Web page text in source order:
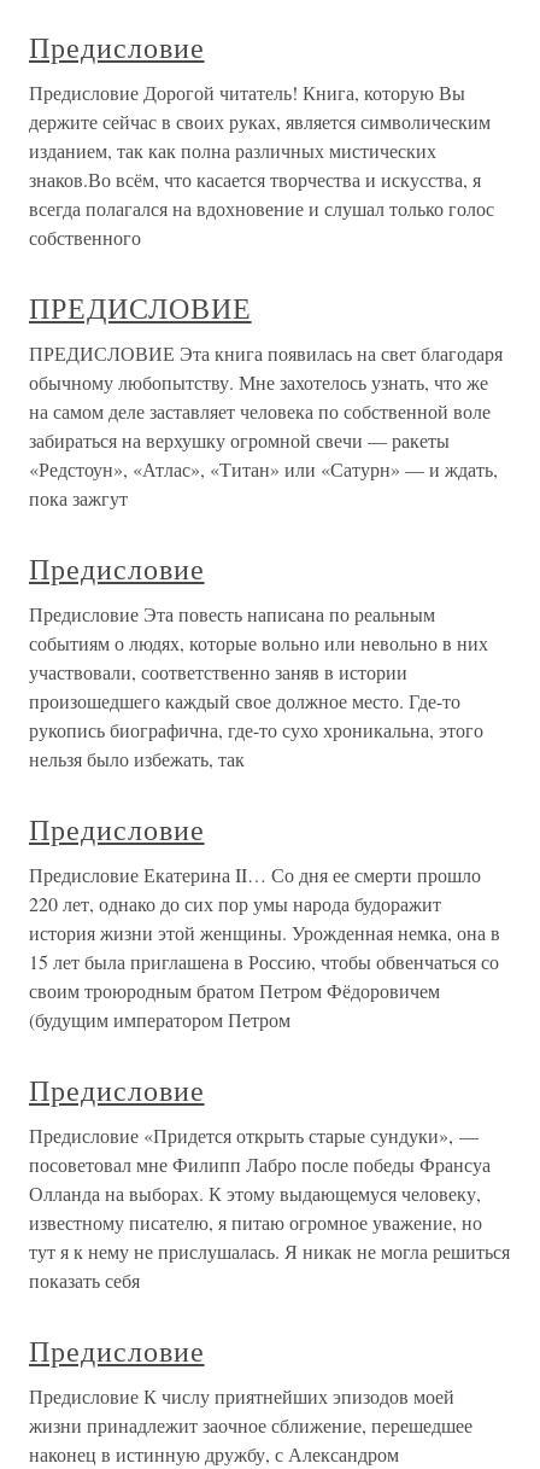
Предисловие
Предисловие Дорогой читатель! Книга, которую Вы
держите сейчас в своих руках, является символическим
изданием, так как полна различных мистических
знаков.Во всём, что касается творчества и искусства, я
всегда полагался на вдохновение и слушал только голос
собственного
ПРЕДИСЛОВИЕ
ПРЕДИСЛОВИЕ Эта книга появилась на свет благодаря
обычному любопытству. Мне захотелось узнать, что же
на самом деле заставляет человека по собственной воле
забираться на верхушку огромной свечи — ракеты
«Редстоун», «Атлас», «Титан» или «Сатурн» — и ждать,
пока зажгут
Предисловие
Предисловие Эта повесть написана по реальным
событиям о людях, которые вольно или невольно в них
участвовали, соответственно заняв в истории
произошедшего каждый свое должное место. Где-то
рукопись биографична, где-то сухо хроникальна, этого
нельзя было избежать, так
Предисловие
Предисловие Екатерина II… Со дня ее смерти прошло
220 лет, однако до сих пор умы народа будоражит
история жизни этой женщины. Урожденная немка, она в
15 лет была приглашена в Россию, чтобы обвенчаться со
своим троюродным братом Петром Фёдоровичем
(будущим императором Петром
Предисловие
Предисловие «Придется открыть старые сундуки», —
посоветовал мне Филипп Лабро после победы Франсуа
Олланда на выборах. К этому выдающемуся человеку,
известному писателю, я питаю огромное уважение, но
тут я к нему не прислушалась. Я никак не могла решиться
показать себя
Предисловие
Предисловие К числу приятнейших эпизодов моей
жизни принадлежит заочное сближение, перешедшее
наконец в истинную дружбу, с Александром